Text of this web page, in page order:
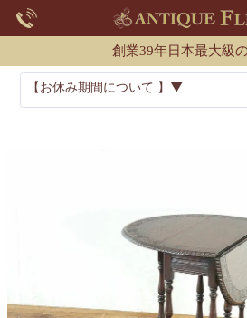
創業39年日本最大級
【お休み期間について 】▼